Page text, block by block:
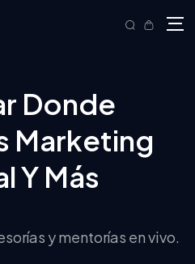
Donde
Marketing
Y Más
y mentorías en vivo.